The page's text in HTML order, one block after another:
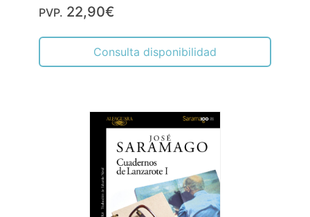
PVP. 22,90€
Consulta disponibilidad